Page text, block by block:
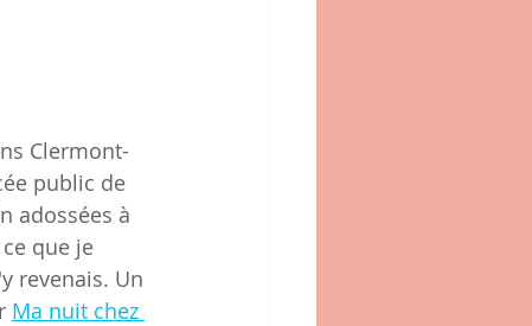
Clermont-
public de
adossées à
que je
revenais. Un
Ma nuit chez